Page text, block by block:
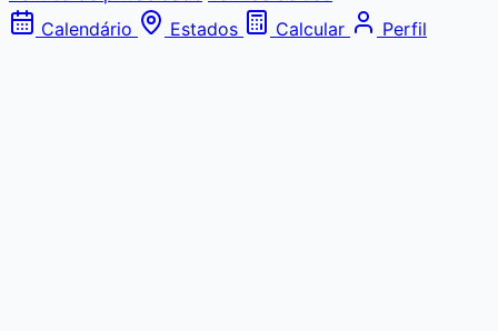
Calendário
Estados Calcular Perfil